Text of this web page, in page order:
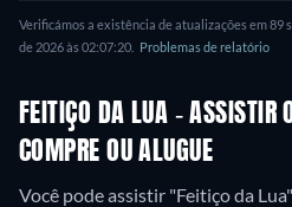
Verificámos a existência de atualizações em 89
de 2026 às 02:07:20.
Problemas de relatório
FEITIÇO DA LUA - ASSISTIR
COMPRE OU ALUGUE
Você pode assistir "Feitiço da